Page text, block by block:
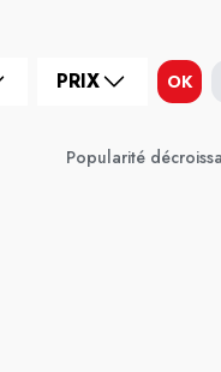
PRIX OK